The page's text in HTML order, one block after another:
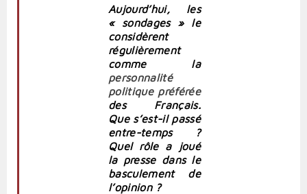
Aujourd’hui, les
« sondages » le
considèrent
régulièrement
comme la
personnalité
politique préférée
des Français.
Que s’est-il passé
entre-temps ?
Quel rôle a joué
la presse dans le
basculement de
l’opinion ?